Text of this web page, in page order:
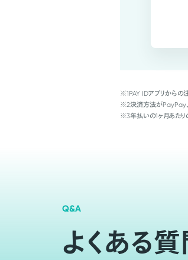
※1PAY IDアプリからの
※2決済方法がPayPay
※3年払いの1ヶ月あたり
Q&A
よくある